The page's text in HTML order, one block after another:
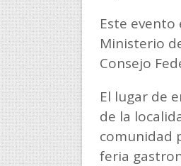
Este
Ministerio
Consejo
El lugar de
de la
comunidad
feria